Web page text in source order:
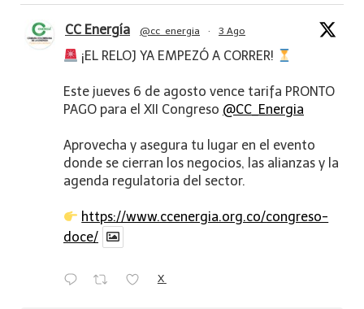
CC Energía @cc_energia · 3 Ago
¡EL RELOJ YA EMPEZÓ A CORRER!
Este jueves 6 de agosto vence tarifa PRONTO
PAGO para el XII Congreso @CC_Energia
Aprovecha y asegura tu lugar en el evento
donde se cierran los negocios, las alianzas y la
agenda regulatoria del sector.
https://www.ccenergia.org.co/congreso-
doce/
X